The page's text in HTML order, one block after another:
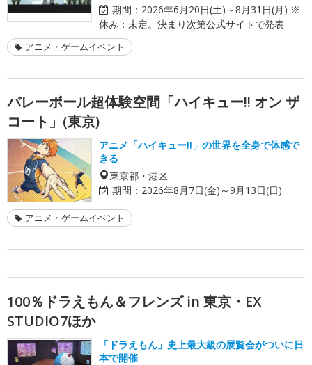
期間： 2026年6月20日(土)～8月31日(月) ※
休み：未定。決まり次第公式サイトで発表
アニメ・ゲームイベント
バレーボール超体験空間「ハイキュー!! オン ザ
コート」(東京)
アニメ「ハイキュー!!」の世界を全身で体感で
きる
東京都・港区
期間： 2026年8月7日(金)～9月13日(日)
アニメ・ゲームイベント
100％ドラえもん＆フレンズ in 東京・EX
STUDIO7ほか
「ドラえもん」史上最大級の展覧会がついに日
本で開催